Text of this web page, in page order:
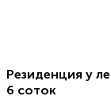
Резиденция у
6 соток